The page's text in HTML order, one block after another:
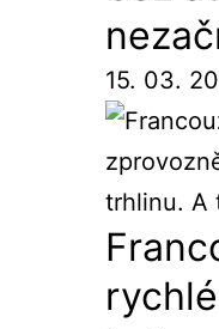
15. 03.